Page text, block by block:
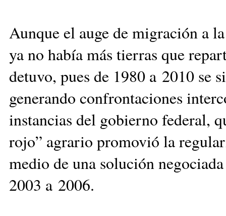
Aunque el auge de migración a
ya no había más tierras que
detuvo, pues de 1980 a 2010 se
generando confrontaciones
instancias del gobierno federal,
rojo” agrario promovió la
medio de una solución
2003 a 2006.